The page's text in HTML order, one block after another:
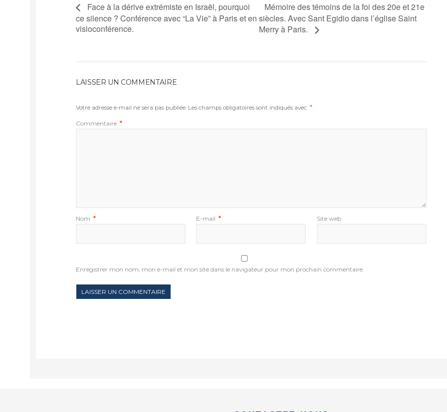
Face à la dérive extrémiste en Israël, pourquoi
ce silence ? Conférence avec “La Vie” à Paris et en
visioconférence.
Mémoire des témoins de la foi des 20e et 21e
siècles. Avec Sant Egidio dans l’église Saint
Merry à Paris.
LAISSER UN COMMENTAIRE
Votre adresse e-mail ne sera pas publiée. Les champs obligatoires sont indiqués avec *
Commentaire *
Nom * E-mail * Site web
Enregistrer mon nom, mon e-mail et mon site dans le navigateur pour mon prochain commentaire.